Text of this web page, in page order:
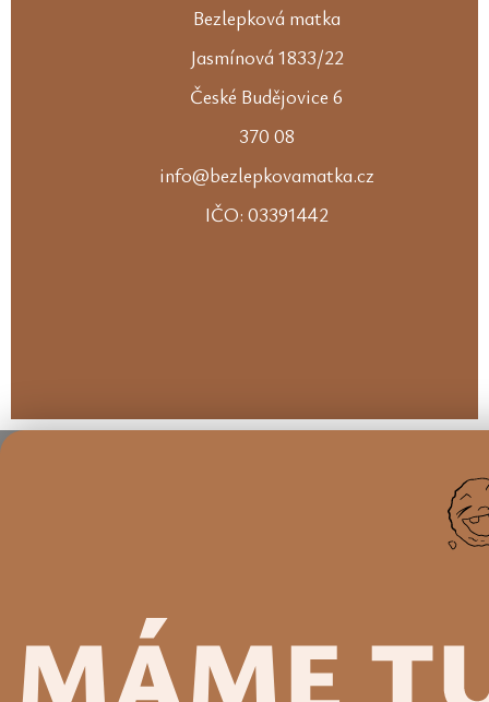
Bezlepková matka
Jasmínová 1833/22
České Budějovice 6
370 08
info@bezlepkovamatka.cz
IČO: 03391442